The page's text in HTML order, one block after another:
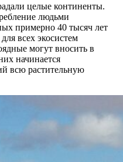
целые континенты.
людьми
примерно 40 тысяч лет
всех экосистем
могут вносить в
начинается
всю растительную